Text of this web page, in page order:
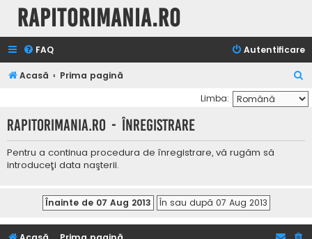
Rapitorimania.ro
FAQ Autentificare
Acasă Prima pagină
ă
u
Limba:
Rapitorimania.ro - Înregistrare
Pentru a continua procedura de înregistrare, vă rugăm să
introduceţi data naşterii.